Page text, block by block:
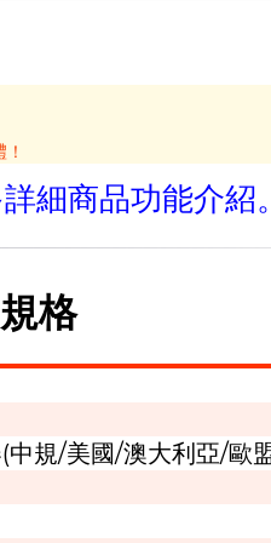
細商品功能介紹。
格
規/美國/澳大利亞/歐